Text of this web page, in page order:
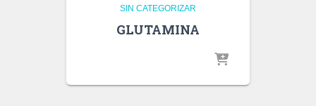
SIN CATEGORIZAR
GLUTAMINA